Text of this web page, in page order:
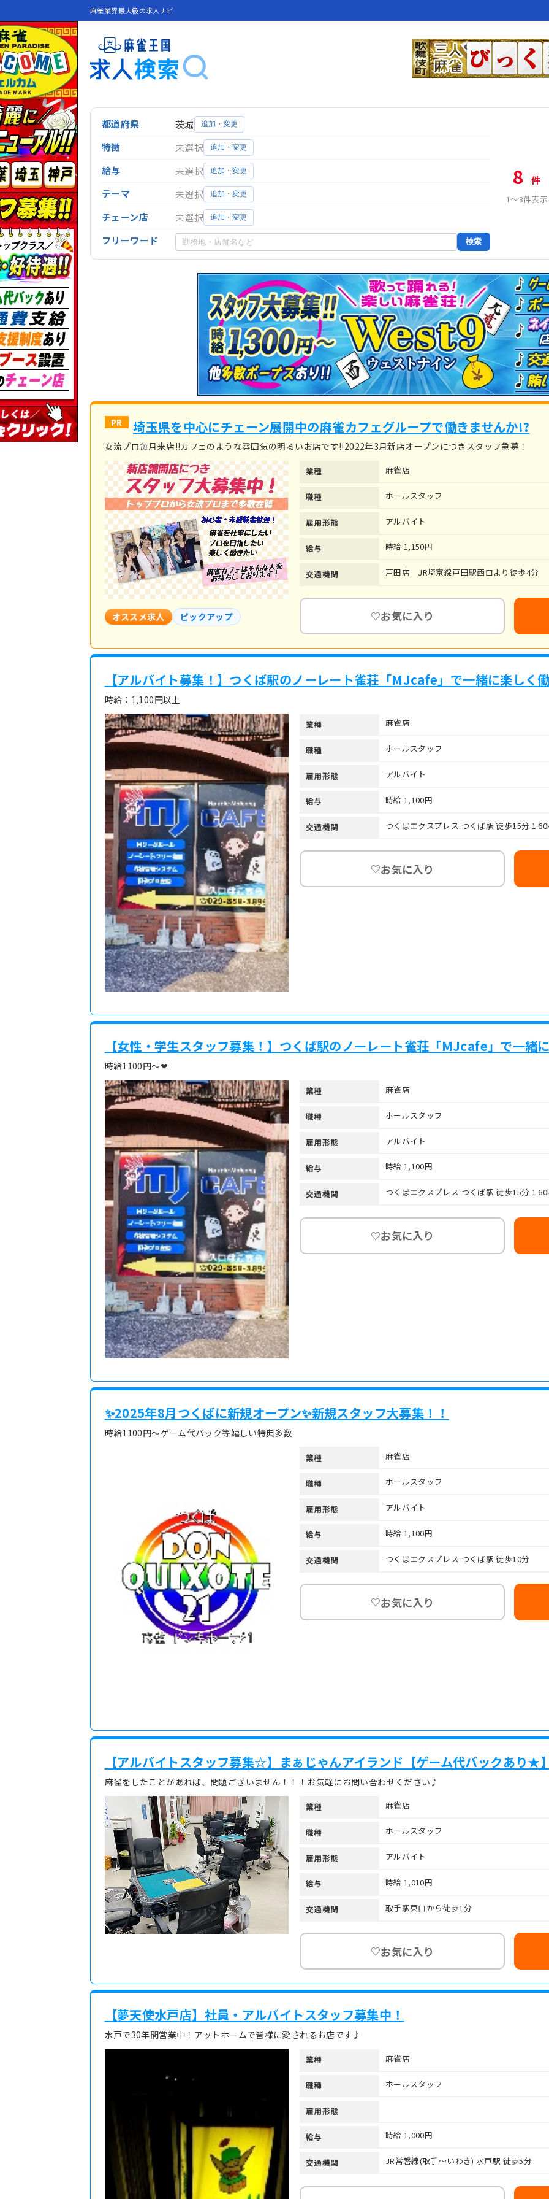
麻雀業界最大級の求人ナビ
都道府県 茨城 追加・変更
特徴 未選択 追加・変更
給与 未選択 追加・変更
テーマ 未選択 追加・変更
チェーン店 未選択 追加・変更
フリーワード 検索
8 件
1〜8件表示
埼玉県を中心にチェーン展開中の麻雀カフェグループで働きませんか!?
女流プロ毎月来店!!カフェのような雰囲気の明るいお店です!!2022年3月新店オープンにつきスタッフ急募！
オススメ求人 ピックアップ
業種 麻雀店
職種 ホールスタッフ
雇用形態 アルバイト
給与 時給 1,150円
交通機関 戸田店 JR埼京線戸田駅西口より徒歩4分
♡お気に入り
【アルバイト募集！】つくば駅のノーレート雀荘「MJcafe」で一緒に楽しく
時給：1,100円以上
業種 麻雀店
職種 ホールスタッフ
雇用形態 アルバイト
給与 時給 1,100円
交通機関 つくばエクスプレス つくば駅 徒歩15分
♡お気に入り
【女性・学生スタッフ募集！】つくば駅のノーレート雀荘「MJcafe」で一緒
時給1100円～❤
業種 麻雀店
職種 ホールスタッフ
雇用形態 アルバイト
給与 時給 1,100円
交通機関 つくばエクスプレス つくば駅 徒歩15分
♡お気に入り
✨2025年8月つくばに新規オープン✨新規スタッフ大募集！！
時給1100円～ゲーム代バック等嬉しい特典多数
業種 麻雀店
職種 ホールスタッフ
雇用形態 アルバイト
給与 時給 1,100円
交通機関 つくばエクスプレス つくば駅 徒歩10分
♡お気に入り
【アルバイトスタッフ募集☆】まぁじゃんアイランド【ゲーム代バックあり★
麻雀をしたことがあれば、問題ございません！！！お気軽にお問い合わせください♪
業種 麻雀店
職種 ホールスタッフ
雇用形態 アルバイト
給与 時給 1,010円
交通機関 取手駅東口から徒歩1分
♡お気に入り
【夢天使水戸店】社員・アルバイトスタッフ募集中！
水戸で30年間営業中！アットホームで皆様に愛されるお店です♪
業種 麻雀店
職種 ホールスタッフ
雇用形態
給与 時給 1,000円
交通機関 JR常磐線(取手～いわき) 水戸駅 徒歩5分